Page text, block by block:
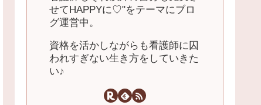
せてHAPPYに♡"をテーマにブロ
グ運営中。
資格を活かしながらも看護師に囚
われすぎない生き方をしていきた
い♪